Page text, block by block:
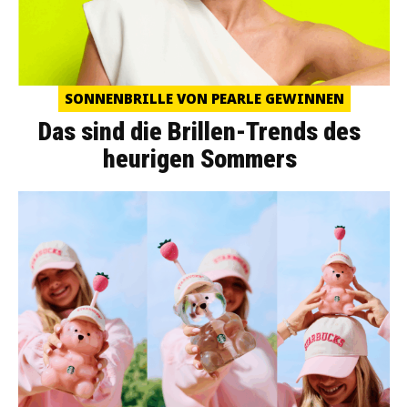
SONNENBRILLE VON PEARLE GEWINNEN
Das sind die Brillen-Trends des
heurigen Sommers